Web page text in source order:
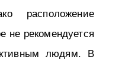
расположение
не рекомендуется
людям. В